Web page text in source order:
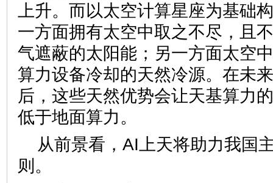
上升。而以太空计算星座为基础
一方面拥有太空中取之不尽，且
气遮蔽的太阳能；另一方面太空
算力设备冷却的天然冷源。在未
后，这些天然优势会让天基算力
低于地面算力。
从前景看，AI上天将助力我国
则。